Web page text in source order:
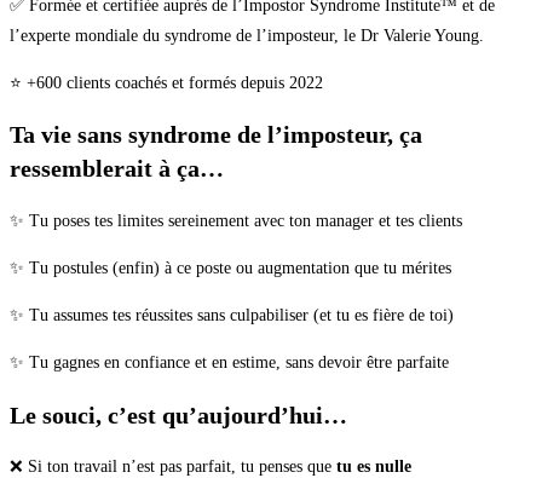
✅ Formée et certifiée auprès de l’Impostor Syndrome Institute™ et de
l’experte mondiale du syndrome de l’imposteur, le Dr Valerie Young.
⭐️ +600 clients coachés et formés depuis 2022
Ta vie sans syndrome de l’imposteur, ça
ressemblerait à ça…
✨ Tu poses tes limites sereinement avec ton manager et tes clients
✨ Tu postules (enfin) à ce poste ou augmentation que tu mérites
✨ Tu assumes tes réussites sans culpabiliser (et tu es fière de toi)
✨ Tu gagnes en confiance et en estime, sans devoir être parfaite
Le souci, c’est qu’aujourd’hui…
❌ Si ton travail n’est pas parfait, tu penses que tu es nulle